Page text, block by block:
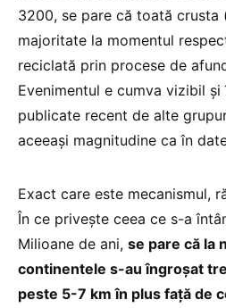
3200, se pare că toată crusta
majoritate la momentul
reciclată prin procese de
Evenimentul e cumva vizibil
publicate recent de alte
aceeași magnitudine ca în
Exact care este mecanismul,
În ce privește ceea ce s-a
Milioane de ani, se pare că la
continentele s-au îngroșat
peste 5-7 km în plus față de